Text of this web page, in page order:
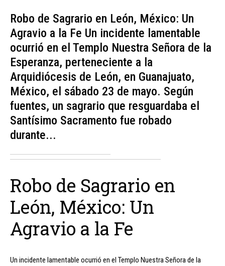
Robo de Sagrario en León, México: Un
Agravio a la Fe Un incidente lamentable
ocurrió en el Templo Nuestra Señora de la
Esperanza, perteneciente a la
Arquidiócesis de León, en Guanajuato,
México, el sábado 23 de mayo. Según
fuentes, un sagrario que resguardaba el
Santísimo Sacramento fue robado
durante...
Robo de Sagrario en
León, México: Un
Agravio a la Fe
Un incidente lamentable ocurrió en el Templo Nuestra Señora de la